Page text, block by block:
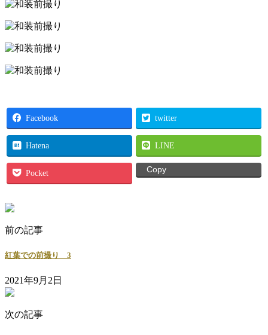
Facebook twitter
Hatena LINE
Pocket Copy
前の記事
紅葉での前撮り 3
2021年9月2日
次の記事